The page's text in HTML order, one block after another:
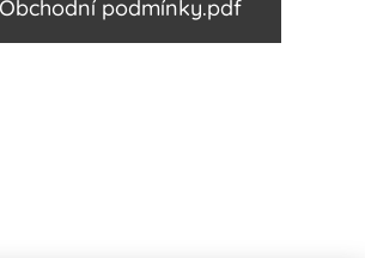
Obchodní podmínky.pdf